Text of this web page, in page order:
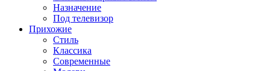
Назначение
Под телевизор
Прихожие
Стиль
Классика
Современные